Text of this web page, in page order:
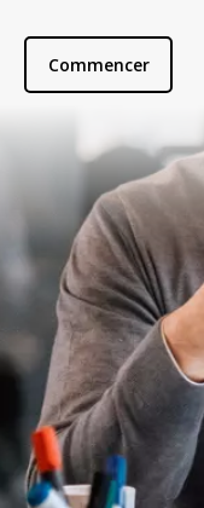
Commencer